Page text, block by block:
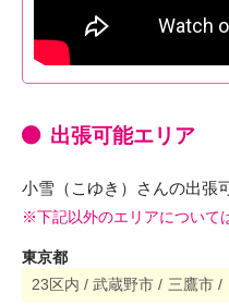
出張可能エリア
小雪（こゆき）さんの出張
※下記以外のエリアについて
東京都
23区内 / 武蔵野市 / 三鷹市 /